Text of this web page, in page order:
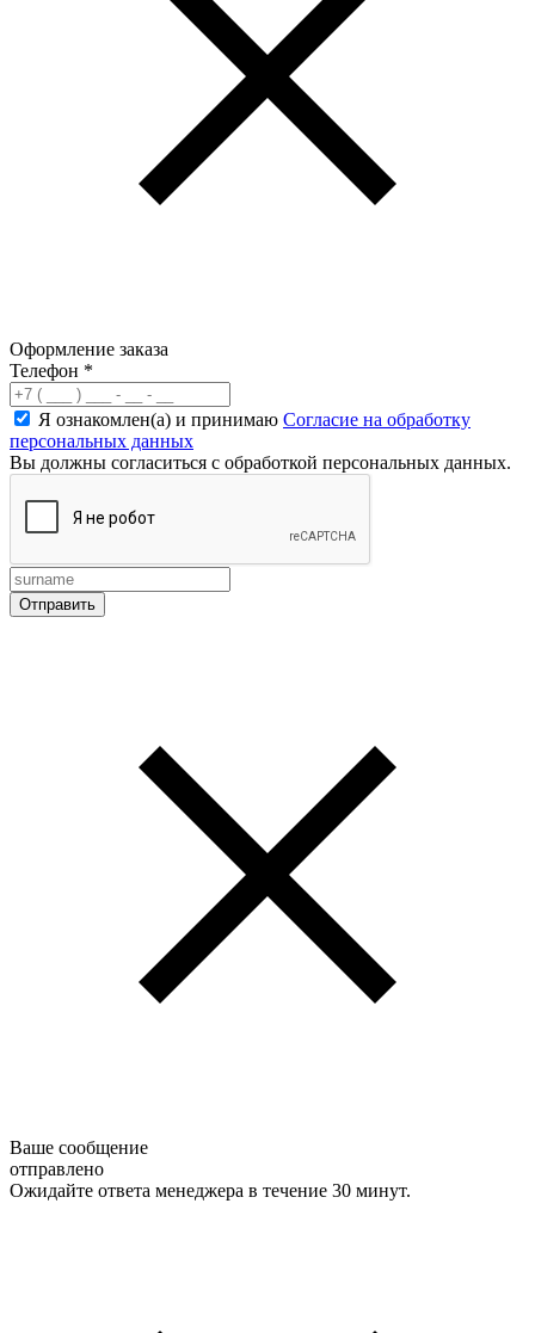
Оформление заказа
Телефон *
Я ознакомлен(а) и принимаю Согласие на обработку
персональных данных
Вы должны согласиться с обработкой персональных данных.
Ваше сообщение
отправлено
Ожидайте ответа менеджера в течение 30 минут.